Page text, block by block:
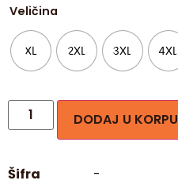
Veličina
XL 2XL 3XL 4XL
DODAJ U KORPU
Šifra
-